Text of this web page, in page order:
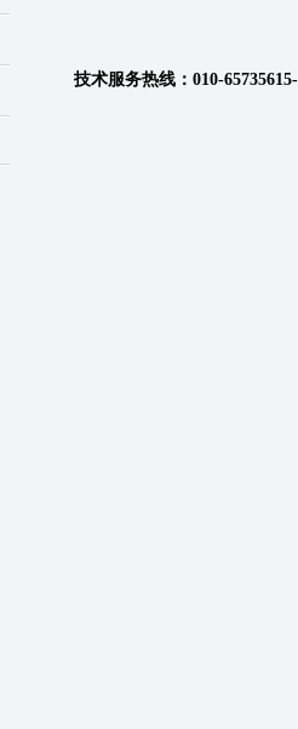
技术服务热线：010-